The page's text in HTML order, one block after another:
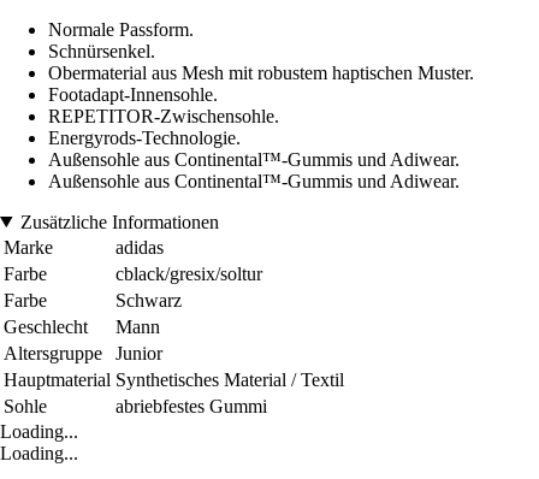
Normale Passform.
Schnürsenkel.
Obermaterial aus Mesh mit robustem haptischen Muster.
Footadapt-Innensohle.
REPETITOR-Zwischensohle.
Energyrods-Technologie.
Außensohle aus Continental™-Gummis und Adiwear.
Außensohle aus Continental™-Gummis und Adiwear.
Zusätzliche Informationen
Marke
adidas
Farbe
cblack/gresix/soltur
Farbe
Schwarz
Geschlecht
Mann
Altersgruppe
Junior
Hauptmaterial Synthetisches Material / Textil
Sohle
abriebfestes Gummi
Loading...
Loading...